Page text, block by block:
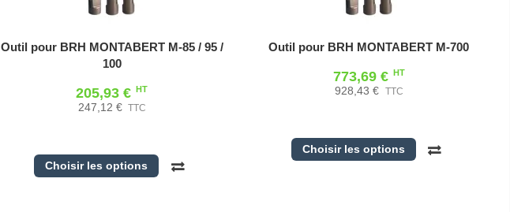
Outil pour BRH MONTABERT M-85 / 95 /
100
205,93 € HT
247,12 € TTC
Choisir les options
Outil pour BRH MONTABERT M-700
773,69 € HT
928,43 € TTC
Choisir les options